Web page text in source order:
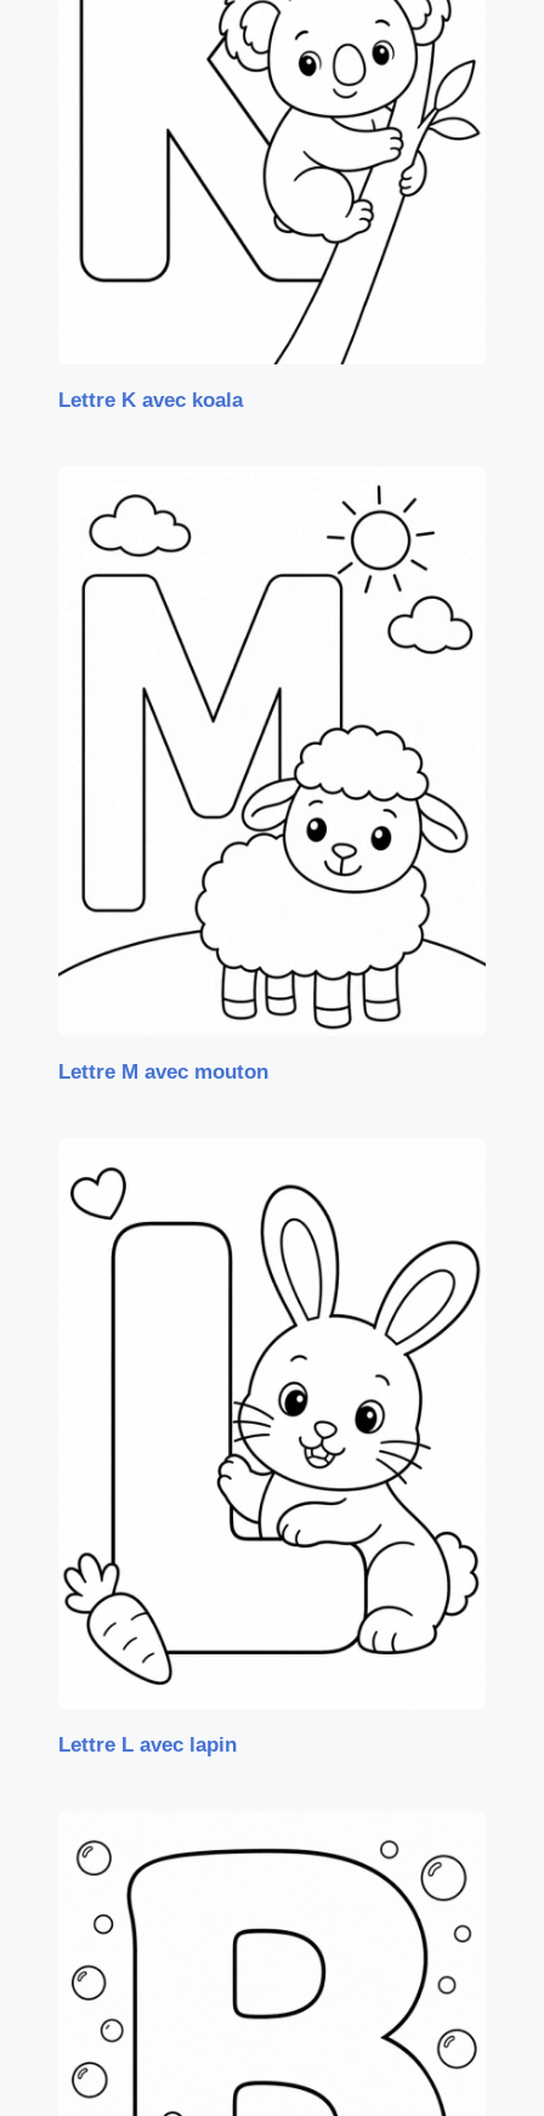
Lettre K avec koala
Lettre M avec mouton
Lettre L avec lapin